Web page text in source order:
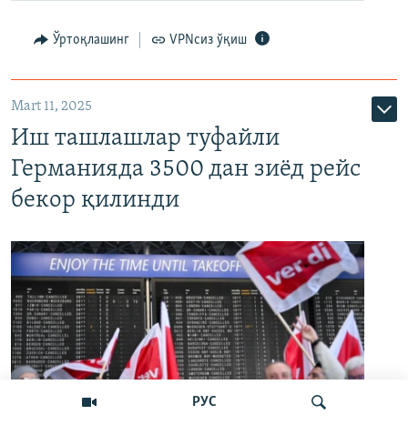
РУС
Ўртоқлашинг VPNсиз ўқиш
Mart 11, 2025
Иш ташлашлар туфайли
Германияда 3500 дан зиёд рейс
бекор қилинди